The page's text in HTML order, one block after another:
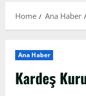
Home Ana Haber
Ana Haber
Kardeş